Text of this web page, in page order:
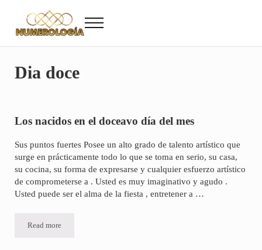
Numerología
Menu
Dia doce
Los nacidos en el doceavo día del mes
Sus puntos fuertes Posee un alto grado de talento artístico que
surge en prácticamente todo lo que se toma en serio, su casa,
su cocina, su forma de expresarse y cualquier esfuerzo artístico
de comprometerse a . Usted es muy imaginativo y agudo .
Usted puede ser el alma de la fiesta , entretener a …
Read moreLos nacidos en el doceavo día del mes